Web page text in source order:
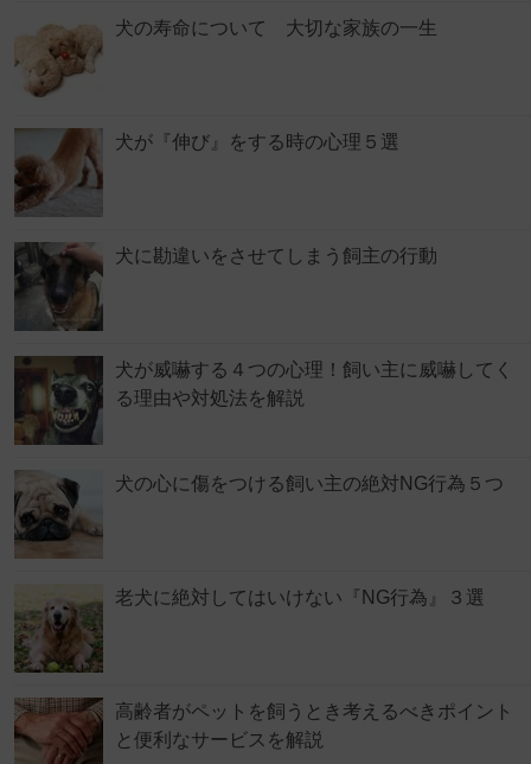
犬の寿命について 大切な家族の一生
犬が『伸び』をする時の心理５選
犬に勘違いをさせてしまう飼主の行動
犬が威嚇する４つの心理！飼い主に威嚇してく
る理由や対処法を解説
犬の心に傷をつける飼い主の絶対NG行為５つ
老犬に絶対してはいけない『NG行為』３選
高齢者がペットを飼うとき考えるべきポイント
と便利なサービスを解説